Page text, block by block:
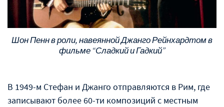
Шон Пенн в роли, навеянной Джанго Рейнхардтом в
фильме “Сладкий и Гадкий”
В 1949-м Стефан и Джанго отправляются в Рим, где
записывают более 60-ти композиций с местным